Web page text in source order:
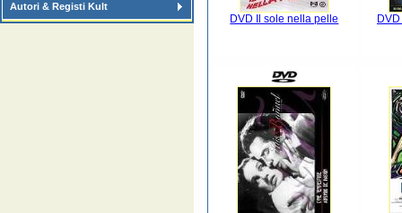
Autori & Registi Kult
DVD Il sole nella pelle